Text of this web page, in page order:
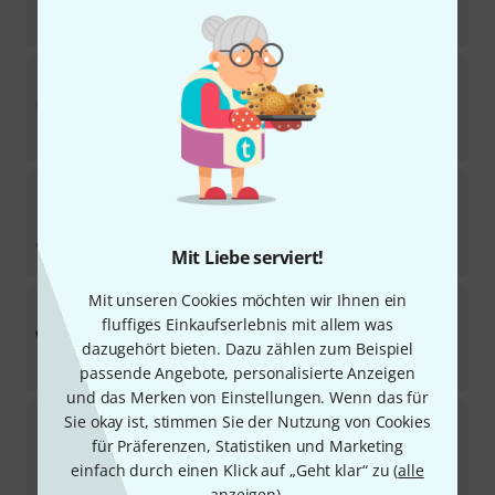
Mit Liebe serviert!
Mit unseren Cookies möchten wir Ihnen ein
fluffiges Einkaufserlebnis mit allem was
dazugehört bieten. Dazu zählen zum Beispiel
passende Angebote, personalisierte Anzeigen
und das Merken von Einstellungen. Wenn das für
Sie okay ist, stimmen Sie der Nutzung von Cookies
für Präferenzen, Statistiken und Marketing
einfach durch einen Klick auf „Geht klar“ zu (alle
the sssnakeMTS 164 - MS
68
Sofort lieferbar
the sssnakeMTS 124 Bundle
€
the sssnakeMTS 124 - 15
34
In 3–4 Wochen lieferbar
115 €
the sssnake MCT 8 Multicore on Drum
537
Sofort lieferbar
75 €